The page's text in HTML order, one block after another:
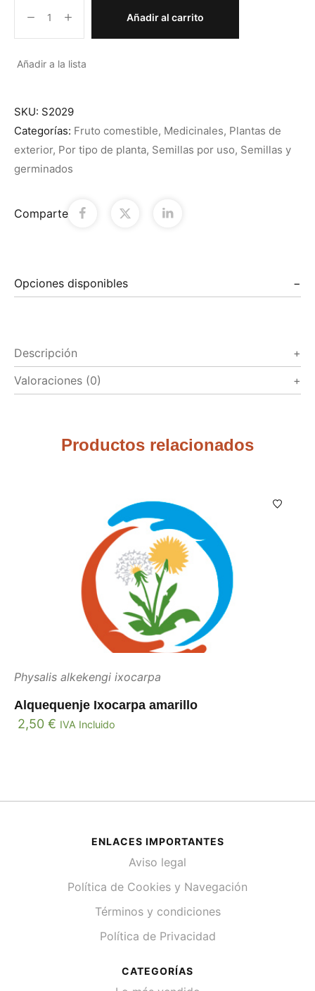
Añadir al carrito
Añadir a la lista
SKU: S2029
Categorías: Fruto comestible, Medicinales, Plantas de
exterior, Por tipo de planta, Semillas por uso, Semillas y
germinados
Comparte
Opciones disponibles
Descripción
Valoraciones (0)
Productos relacionados
Physalis alkekengi ixocarpa
Alquequenje Ixocarpa amarillo
2,50 € IVA Incluido
ENLACES IMPORTANTES
Aviso legal
Política de Cookies y Navegación
Términos y condiciones
Política de Privacidad
CATEGORÍAS